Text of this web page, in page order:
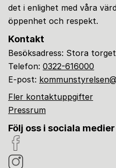
det i enlighet med våra
öppenhet och respekt.
Kontakt
Besöksadress: Stora
Telefon: 0322-616000
E-post:
Fler kontaktuppgifter
Pressrum
Följ oss i sociala medier